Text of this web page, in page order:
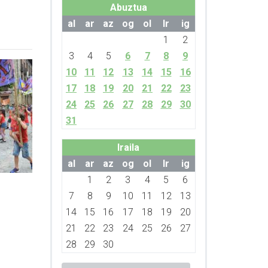
Abuztua
al
ar az og ol lr
ig
1
2
3
4 5 6 7 8
9
10
11 12 13 14 15
16
17
18 19 20 21 22
23
24
25 26 27 28 29
30
31
Iraila
al
ar az og ol lr
ig
1
2 3 4 5
6
7
8 9 10 11 12
13
14
15 16 17 18 19
20
21
22 23 24 25 26
27
28
29 30